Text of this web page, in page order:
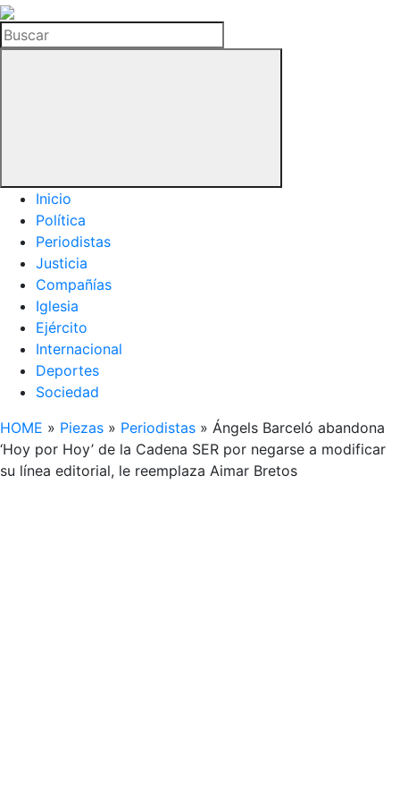
La
Hemeroteca
del
Buscar
Inicio
Política
Periodistas
Justicia
Compañías
Iglesia
Ejército
Internacional
Deportes
Sociedad
HOME » Piezas » Periodistas » Ángels Barceló abandona
‘Hoy por Hoy’ de la Cadena SER por negarse a modificar
su línea editorial, le reemplaza Aimar Bretos